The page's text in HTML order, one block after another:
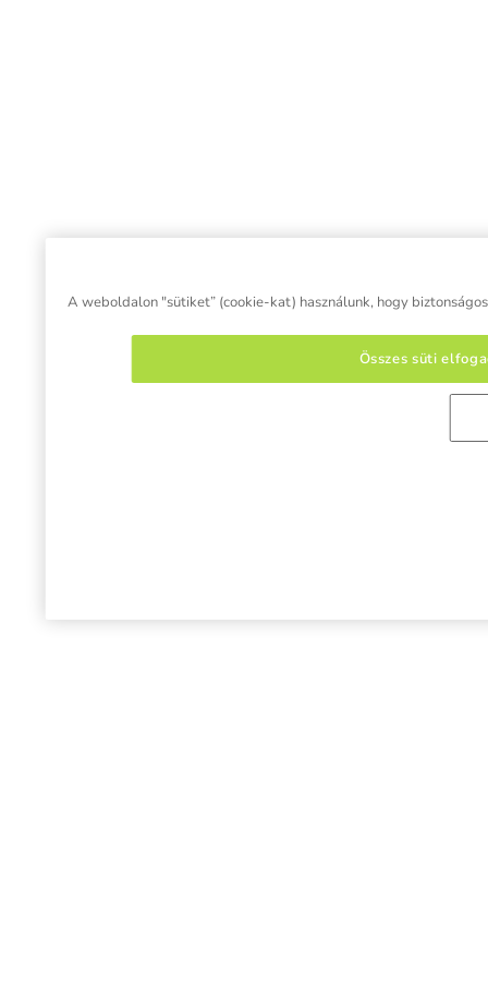
A weboldalon "sütiket” (cookie-kat) használunk, hogy
Összes süti